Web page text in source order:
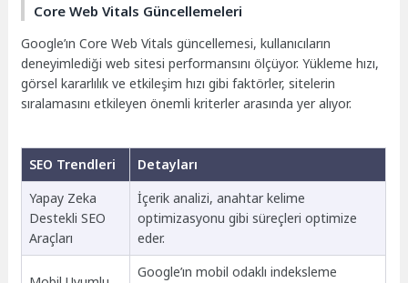
Core Web Vitals Güncellemeleri
Google’ın Core Web Vitals güncellemesi, kullanıcıların
deneyimlediği web sitesi performansını ölçüyor. Yükleme hızı,
görsel kararlılık ve etkileşim hızı gibi faktörler, sitelerin
sıralamasını etkileyen önemli kriterler arasında yer alıyor.
SEO Trendleri
Detayları
Yapay Zeka
Destekli SEO
Araçları
İçerik analizi, anahtar kelime
optimizasyonu gibi süreçleri optimize
eder.
Google’ın mobil odaklı indeksleme